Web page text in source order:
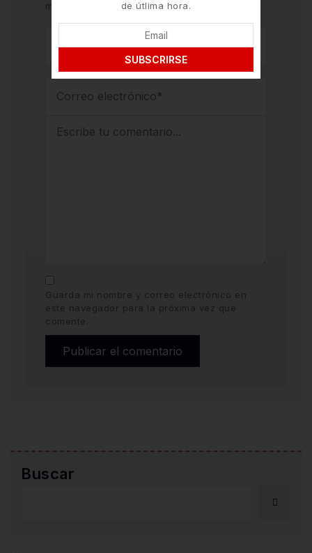
marcados con
Guarda mi nombre y correo electrónico en
este navegador para la próxima vez que
comente.
Buscar
de útlima hora.
SUBSCRIRSE